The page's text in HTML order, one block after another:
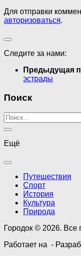
Для отправки
авторизоваться.
Следите за нами:
Предыдущая
эстрады
Поиск
Найти:
Ещё
Путешествия
Спорт
История
Культура
Природа
Городок © 2026.
Работает на -